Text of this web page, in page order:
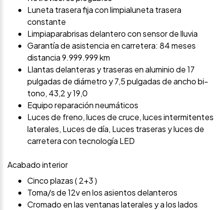
Luneta trasera fija con limpialuneta trasera
constante
Limpiaparabrisas delantero con sensor de lluvia
Garantía de asistencia en carretera: 84 meses
distancia 9.999.999 km
Llantas delanteras y traseras en aluminio de 17
pulgadas de diámetro y 7,5 pulgadas de ancho bi-
tono, 43,2 y 19,0
Equipo reparación neumáticos
Luces de freno, luces de cruce, luces intermitentes
laterales, Luces de día, Luces traseras y luces de
carretera con tecnología LED
Acabado interior
Cinco plazas ( 2+3 )
Toma/s de 12v en los asientos delanteros
Cromado en las ventanas laterales y a los lados